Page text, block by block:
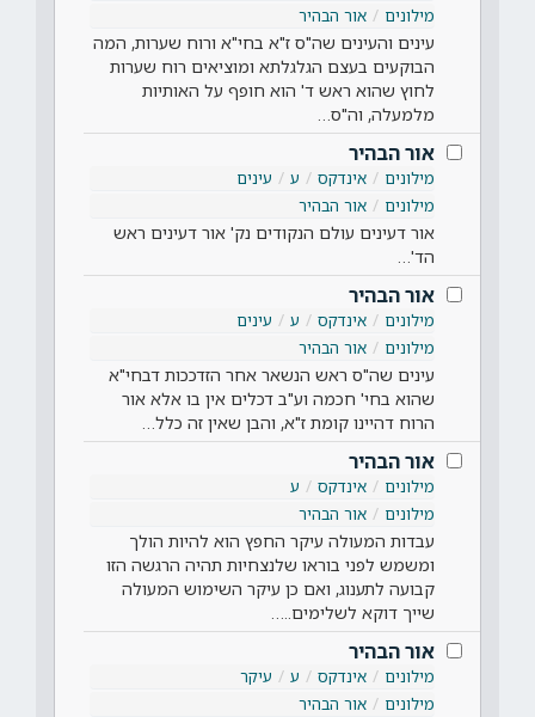
מילונים
אור הבהיר
עינים והעינים שה"ס ז"א בחי"א ורוח שערות, המה
הבוקעים בעצם הגלגלתא ומוציאים רוח שערות
לחוץ שהוא ראש ד' הוא חופף על האותיות
מלמעלה, וה"ס…
אור הבהיר
מילונים אינדקס ע
עינים
מילונים
אור הבהיר
אור דעינים עולם הנקודים נק' אור דעינים ראש
הד'…
אור הבהיר
מילונים אינדקס ע
עינים
מילונים
אור הבהיר
עינים שה"ס ראש הנשאר אחר הזדככות דבחי"א
שהוא בחי' חכמה וע"ב דכלים אין בו אלא אור
הרוח דהיינו קומת ז"א, והבן שאין זה כלל…
אור הבהיר
מילונים אינדקס
ע
מילונים
אור הבהיר
עבדות המעולה עיקר החפץ הוא להיות הולך
ומשמש לפני בוראו שלנצחיות תהיה הרגשה הזו
קבועה לתענוג, ואם כן עיקר השימוש המעולה
שייך דוקא לשלימים..…
אור הבהיר
מילונים אינדקס ע
עיקר
מילונים
אור הבהיר